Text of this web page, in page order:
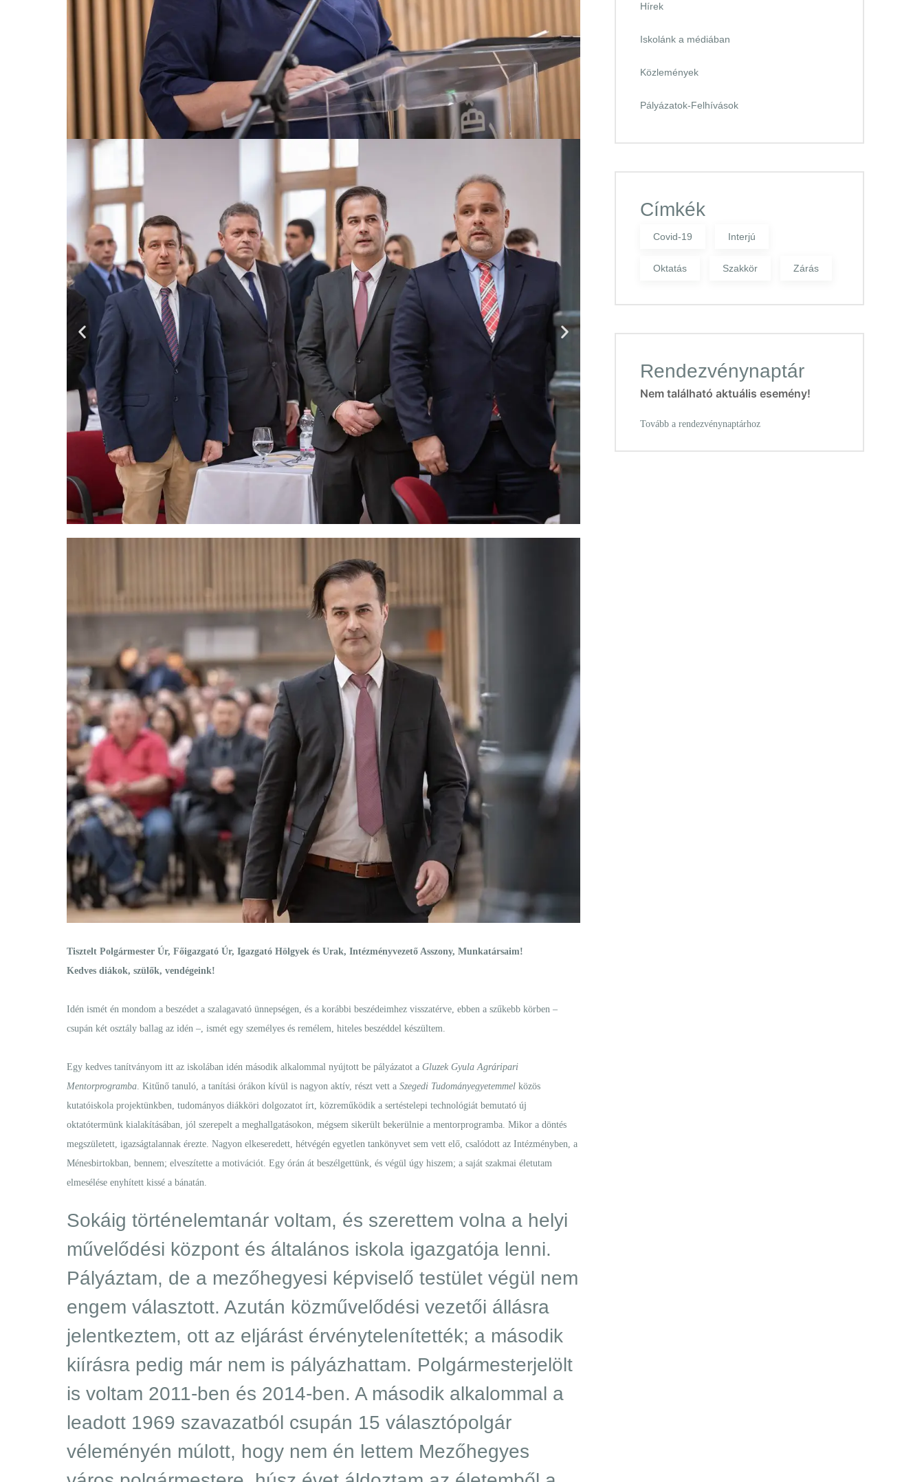
Tisztelt Polgármester Úr, Főigazgató Úr, Igazgató Hölgyek és Urak, Intézményvezető Asszony, Munkatársaim!
Kedves diákok, szülők, vendégeink!
Idén ismét én mondom a beszédet a szalagavató ünnepségen, és a korábbi beszédeimhez visszatérve, ebben a szűkebb körben –
csupán két osztály ballag az idén –, ismét egy személyes és remélem, hiteles beszéddel készültem.
Egy kedves tanítványom itt az iskolában idén második alkalommal nyújtott be pályázatot a Gluzek Gyula Agráripari
Mentorprogramba. Kitűnő tanuló, a tanítási órákon kívül is nagyon aktív, részt vett a Szegedi Tudományegyetemmel közös
kutatóiskola projektünkben, tudományos diákköri dolgozatot írt, közreműködik a sertéstelepi technológiát bemutató új
oktatótermünk kialakításában, jól szerepelt a meghallgatásokon, mégsem sikerült bekerülnie a mentorprogramba. Mikor a döntés
megszületett, igazságtalannak érezte. Nagyon elkeseredett, hétvégén egyetlen tankönyvet sem vett elő, csalódott az Intézményben, a
Ménesbirtokban, bennem; elveszítette a motivációt. Egy órán át beszélgettünk, és végül úgy hiszem; a saját szakmai életutam
elmesélése enyhített kissé a bánatán.
Sokáig történelemtanár voltam, és szerettem volna a helyi
művelődési központ és általános iskola igazgatója lenni.
Pályáztam, de a mezőhegyesi képviselő testület végül nem
engem választott. Azután közművelődési vezetői állásra
jelentkeztem, ott az eljárást érvénytelenítették; a második
kiírásra pedig már nem is pályázhattam. Polgármesterjelölt
is voltam 2011-ben és 2014-ben. A második alkalommal a
leadott 1969 szavazatból csupán 15 választópolgár
véleményén múlott, hogy nem én lettem Mezőhegyes
Hírek
Iskolánk a médiában
Közlemények
Pályázatok-Felhívások
Címkék
Covid-19 Interjú
Oktatás Szakkör Zárás
Rendezvénynaptár
Nem található aktuális esemény!
Tovább a rendezvénynaptárhoz